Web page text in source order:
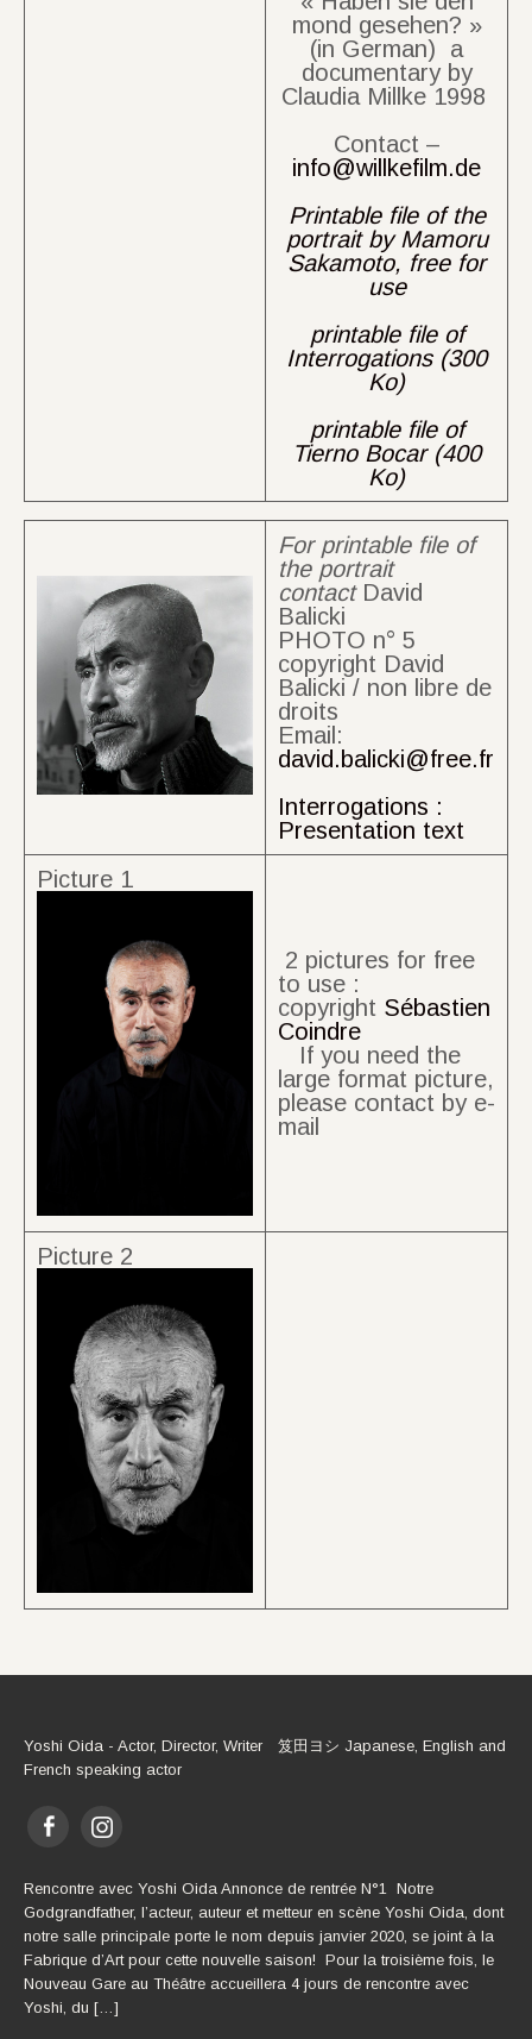
mond gesehen? »
(in German) a
documentary by
Claudia Millke 1998
Contact –
info@willkefilm.de
Printable file of the
portrait by Mamoru
Sakamoto, free for
use
printable file of
Interrogations (300
Ko)
printable file of
Tierno Bocar (400
Ko)
For printable file of
the portrait
contact David
Balicki
PHOTO n° 5
copyright David
Balicki / non libre de
droits
Email:
david.balicki@free.fr
Interrogations :
Presentation text
Picture 1
2 pictures for free
to use :
copyright Sébastien
Coindre
If you need the
large format picture,
please contact by e-
mail
Picture 2
Yoshi Oida - Actor, Director, Writer 笈田ヨシ Japanese, English and
French speaking actor
Rencontre avec Yoshi Oida Annonce de rentrée N°1 Notre
Godgrandfather, l’acteur, auteur et metteur en scène Yoshi Oida, dont
notre salle principale porte le nom depuis janvier 2020, se joint à la
Fabrique d’Art pour cette nouvelle saison! Pour la troisième fois, le
Nouveau Gare au Théâtre accueillera 4 jours de rencontre avec
Yoshi, du […]